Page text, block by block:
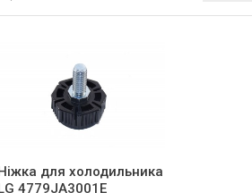
для холодильника
4779JA3001E